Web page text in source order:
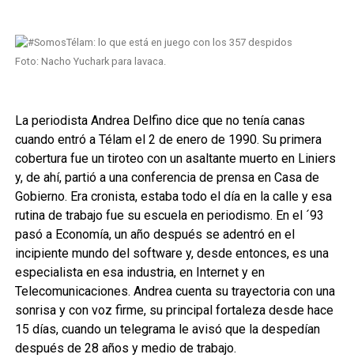
Foto: Nacho Yuchark para lavaca.
La periodista Andrea Delfino dice que no tenía canas
cuando entró a Télam el 2 de enero de 1990. Su primera
cobertura fue un tiroteo con un asaltante muerto en Liniers
y, de ahí, partió a una conferencia de prensa en Casa de
Gobierno. Era cronista, estaba todo el día en la calle y esa
rutina de trabajo fue su escuela en periodismo. En el ´93
pasó a Economía, un año después se adentró en el
incipiente mundo del software y, desde entonces, es una
especialista en esa industria, en Internet y en
Telecomunicaciones. Andrea cuenta su trayectoria con una
sonrisa y con voz firme, su principal fortaleza desde hace
15 días, cuando un telegrama le avisó que la despedían
después de 28 años y medio de trabajo.